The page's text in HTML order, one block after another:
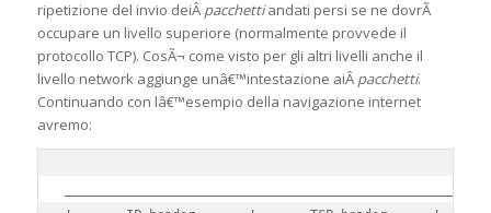
ripetizione del invio deiÂ pacchettiandati persi se ne dovrÃ
occupare un livello superiore (normalmente provvede il
protocollo TCP). CosÃ¬ come visto per gli altri livelli anche il
livello network aggiunge unâ€™intestazione aiÂ pacchetti.
Continuando con lâ€™esempio della navigazione internet
avremo: